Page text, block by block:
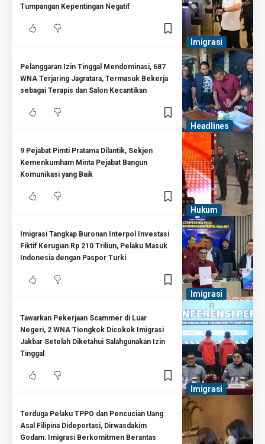
Imigrasi
Tumpangan Kepentingan Negatif
Headlines
Pelanggaran Izin Tinggal Mendominasi, 687
WNA Terjaring Jagratara, Termasuk Bekerja
sebagai Terapis dan Salon Kecantikan
Hukum
9 Pejabat Pimti Pratama Dilantik, Sekjen
Kemenkumham Minta Pejabat Bangun
Komunikasi yang Baik
Imigrasi
Imigrasi Tangkap Buronan Interpol Investasi
Fiktif Kerugian Rp 210 Triliun, Pelaku Masuk
Indonesia dengan Paspor Turki
Imigrasi
Tawarkan Pekerjaan Scammer di Luar
Negeri, 2 WNA Tiongkok Dicokok Imigrasi
Jakbar Setelah Diketahui Salahgunakan Izin
Tinggal
Terduga Pelaku TPPO dan Pencucian Uang
Asal Filipina Dideportasi, Dirwasdakim
Godam: Imigrasi Berkomitmen Berantas